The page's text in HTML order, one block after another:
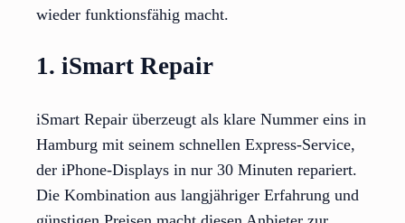
wieder funktionsfähig macht.
1. iSmart Repair
iSmart Repair überzeugt als klare Nummer eins in
Hamburg mit seinem schnellen Express-Service,
der iPhone-Displays in nur 30 Minuten repariert.
Die Kombination aus langjähriger Erfahrung und